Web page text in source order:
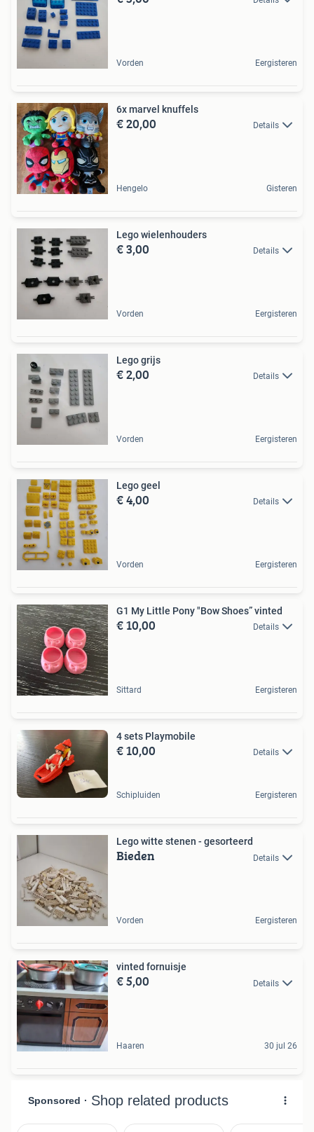
Vorden Eergisteren
6x marvel knuffels
€ 20,00 Details
Hengelo Gisteren
Lego wielenhouders
€ 3,00 Details
Vorden Eergisteren
Lego grijs
€ 2,00 Details
Vorden Eergisteren
Lego geel
€ 4,00 Details
Vorden Eergisteren
G1 My Little Pony "Bow Shoes” vinted
€ 10,00 Details
Sittard Eergisteren
4 sets Playmobile
€ 10,00 Details
Schipluiden Eergisteren
Lego witte stenen - gesorteerd
Bieden Details
Vorden Eergisteren
vinted fornuisje
€ 5,00 Details
Haaren 30 jul 26